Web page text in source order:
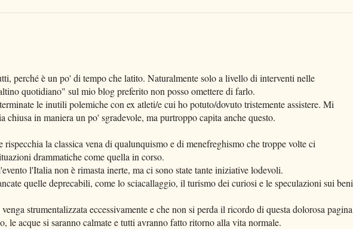
perché è un po' di tempo che latito. Naturalmente solo a livello di interventi nelle
quotidiano" sul mio blog preferito non posso omettere di farlo.
le inutili polemiche con ex atleti/e cui ho potuto/dovuto tristemente assistere. Mi
chiusa in maniera un po' sgradevole, ma purtroppo capita anche questo.
rispecchia la classica vena di qualunquismo e di menefreghismo che troppe volte ci
drammatiche come quella in corso.
l'Italia non è rimasta inerte, ma ci sono state tante iniziative lodevoli.
quelle deprecabili, come lo sciacallaggio, il turismo dei curiosi e le speculazioni sui beni
strumentalizzata eccessivamente e che non si perda il ricordo di questa dolorosa pagina
le acque si saranno calmate e tutti avranno fatto ritorno alla vita normale.